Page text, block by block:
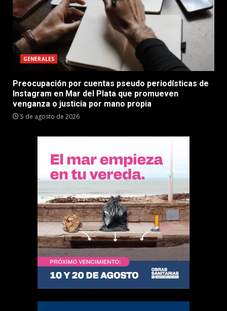
GENERALES
Preocupación por cuentas pseudo periodísticas de
Instagram en Mar del Plata que promueven
venganza o justicia por mano propia
5 de agosto de 2026